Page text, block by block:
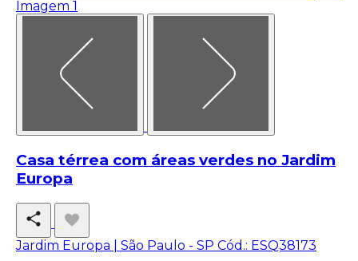
Casa térrea com áreas verdes no Jardim
Europa
Jardim Europa | São Paulo - SP Cód.: ESQ38173